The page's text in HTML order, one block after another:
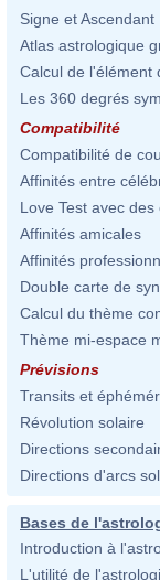
Signe et Ascendant
Atlas astrologique
Calcul de l'élément
Les 360 degrés
Compatibilité
Compatibilité de
Affinités entre
Love Test avec des
Affinités amicales
Affinités
Double carte de
Calcul du thème
Thème mi-espace
Prévisions
Transits et
Révolution solaire
Directions
Directions d'arcs
Bases de
Introduction à
L'utilité de